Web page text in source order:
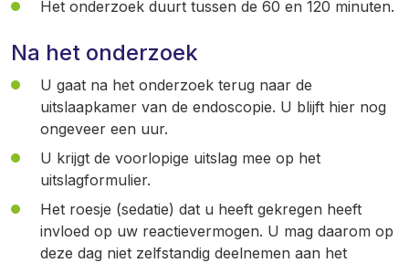
Het onderzoek duurt tussen de 60 en 120 minuten.
Na het onderzoek
U gaat na het onderzoek terug naar de
uitslaapkamer van de endoscopie. U blijft hier nog
ongeveer een uur.
U krijgt de voorlopige uitslag mee op het
uitslagformulier.
Het roesje (sedatie) dat u heeft gekregen heeft
invloed op uw reactievermogen. U mag daarom op
deze dag niet zelfstandig deelnemen aan het